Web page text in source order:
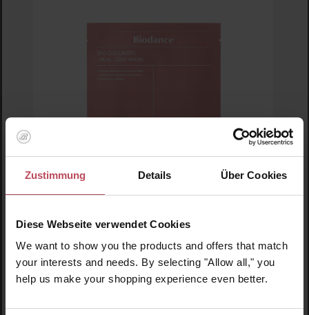
Zustimmung Details Über Cookies
Diese Webseite verwendet Cookies
We want to show you the products and offers that match
your interests and needs. By selecting "Allow all," you
help us make your shopping experience even better.
Bio Collagen - Real Deep Mask
Gesichtsmaske